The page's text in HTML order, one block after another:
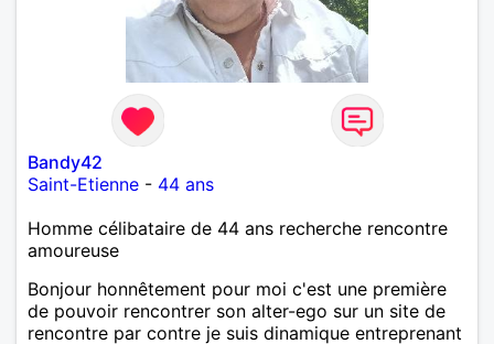
Bandy42
Saint-Etienne - 44 ans
Homme célibataire de 44 ans recherche rencontre
amoureuse
Bonjour honnêtement pour moi c'est une première
de pouvoir rencontrer son alter-ego sur un site de
rencontre par contre je suis dinamique entreprenant